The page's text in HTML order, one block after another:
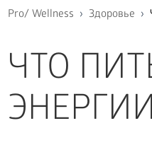
Pro/ Wellness Здоровье
ЧТО
ЭНЕРГИИ